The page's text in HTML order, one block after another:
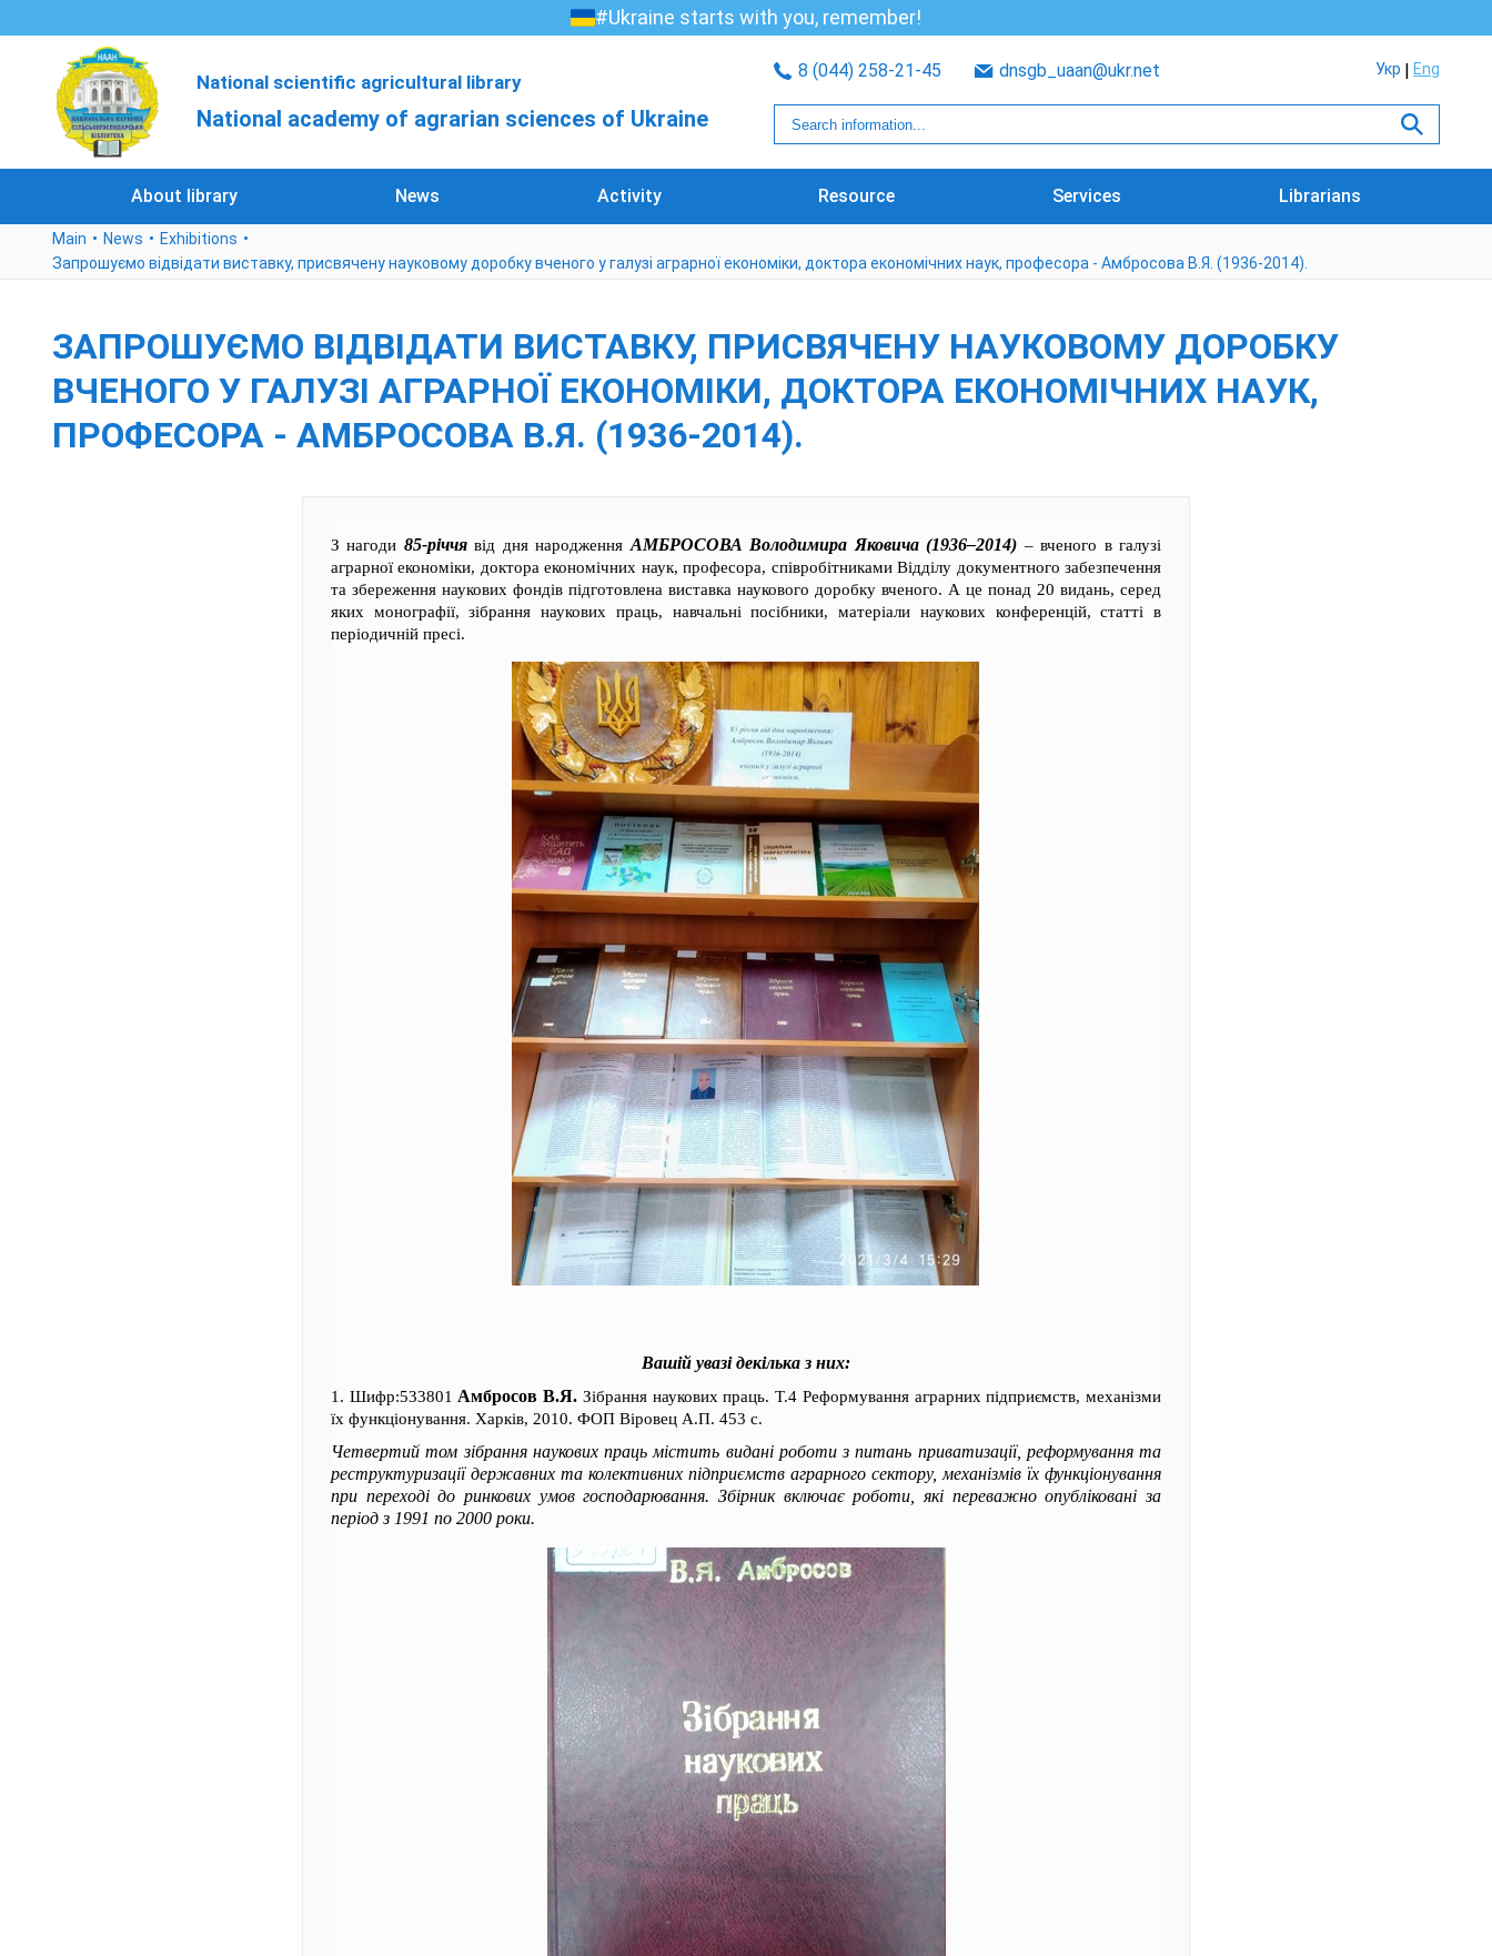
#Ukraine starts with you, remember!
National scientific agricultural library
National academy of agrarian sciences of Ukraine
8 (044) 258-21-45 dnsgb_uaan@ukr.net Укр Eng
About library News Activity Resource Services Librarians
Main News
Exhibitions
Запрошуємо відвідати виставку, присвячену науковому доробку вченого у галузі аграрної економіки, доктора економічних наук, професора - Амбросова В.Я. (1936-2014).
ЗАПРОШУЄМО ВІДВІДАТИ ВИСТАВКУ, ПРИСВЯЧЕНУ НАУКОВОМУ ДОРОБКУ
ВЧЕНОГО У ГАЛУЗІ АГРАРНОЇ ЕКОНОМІКИ, ДОКТОРА ЕКОНОМІЧНИХ НАУК,
ПРОФЕСОРА - АМБРОСОВА В.Я. (1936-2014).
З нагоди 85-річчявід дня народження АМБРОСОВА Володимира Яковича (1936–2014) – вченого в галузі
аграрної економіки, доктора економічних наук, професора, співробітниками Відділу документного забезпечення
та збереження наукових фондів підготовлена виставка наукового доробку вченого. А це понад 20 видань, серед
яких монографії, зібрання наукових праць, навчальні посібники, матеріали наукових конференцій, статті в
періодичній пресі.
Вашій увазі декілька з них:
1. Шифр:533801 Амбросов В.Я. Зібрання наукових праць. Т.4 Реформування аграрних підприємств, механізми
їх функціонування. Харків, 2010. ФОП Віровец А.П. 453 с.
Четвертий том зібрання наукових праць містить видані роботи з питань приватизації, реформування та
реструктуризації державних та колективних підприємств аграрного сектору, механізмів їх функціонування
при переході до ринкових умов господарювання. Збірник включає роботи, які переважно опубліковані за
період з 1991 по 2000 роки.